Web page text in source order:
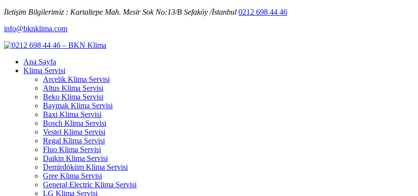
İletişim Bilgilerimiz : Kartaltepe Mah. Mesir Sok No:13/B Sefaköy /İstanbul 0212 698 44 46
info@bknklima.com
Ana Sayfa
Klima Servisi
Arçelik Klima Servisi
Altus Klima Servisi
Beko Klima Servisi
Baymak Klima Servisi
Baxi Klima Servisi
Bosch Klima Servisi
Vestel Klima Servisi
Regal Klima Servisi
Fluo Klima Servisi
Daikin Klima Servisi
Demirdöküm Klima Servisi
Gree Klima Servisi
General Electric Klima Servisi
LG Klima Servisi